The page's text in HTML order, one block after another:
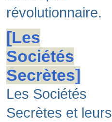
révolutionnaire.
[Les
Sociétés
Secrètes]
Les Sociétés
Secrètes et leurs